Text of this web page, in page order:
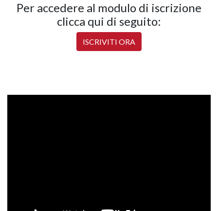
Per accedere al modulo di iscrizione
clicca qui di seguito:
ISCRIVITI ORA